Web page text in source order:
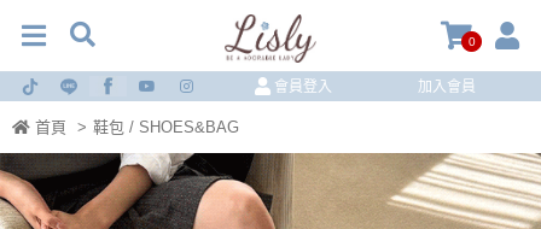
0
會員登入 加入會員
首頁 > 鞋包 / SHOES&BAG